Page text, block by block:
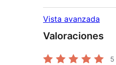
Vista avanzada
Valoraciones
5